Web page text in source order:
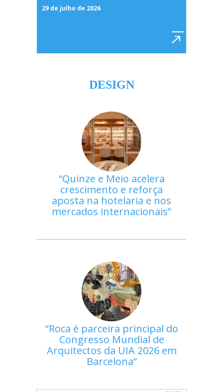
29 de julho de 2026
DESIGN
Quinze e Meio acelera
crescimento e reforça
aposta na hotelaria e nos
mercados internacionais
Roca é parceira principal do
Congresso Mundial de
Arquitectos da UIA 2026 em
Barcelona